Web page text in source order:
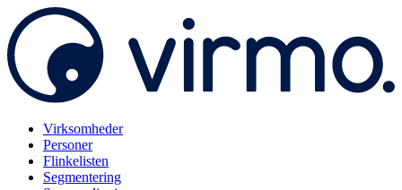
Virksomheder
Personer
Flinkelisten
Segmentering